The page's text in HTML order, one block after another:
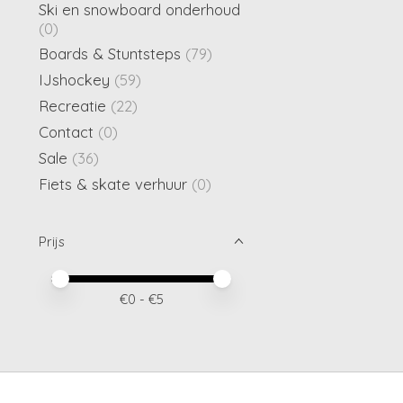
Ski en snowboard onderhoud
(0)
Boards & Stuntsteps (79)
IJshockey (59)
Recreatie (22)
Contact (0)
Sale (36)
Fiets & skate verhuur (0)
Prijs
Minimale prijswaarde
Price maximum value
€0 - €5